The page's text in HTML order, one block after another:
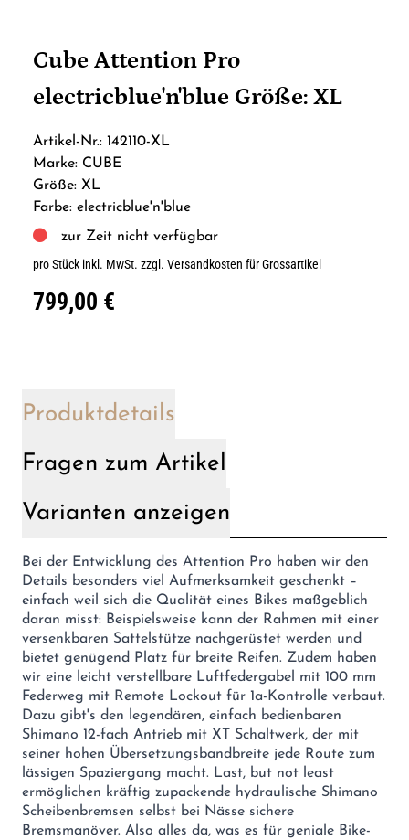
Cube Attention Pro
electricblue'n'blue Größe: XL
Artikel-Nr.: 142110-XL
Marke: CUBE
Größe: XL
Farbe: electricblue'n'blue
zur Zeit nicht verfügbar
pro Stück inkl. MwSt. zzgl. Versandkosten für Grossartikel
799,00 €
Produktdetails
Fragen zum Artikel
Varianten anzeigen
Bei der Entwicklung des Attention Pro haben wir den
Details besonders viel Aufmerksamkeit geschenkt –
einfach weil sich die Qualität eines Bikes maßgeblich
daran misst: Beispielsweise kann der Rahmen mit einer
versenkbaren Sattelstütze nachgerüstet werden und
bietet genügend Platz für breite Reifen. Zudem haben
wir eine leicht verstellbare Luftfedergabel mit 100 mm
Federweg mit Remote Lockout für 1a-Kontrolle verbaut.
Dazu gibt's den legendären, einfach bedienbaren
Shimano 12-fach Antrieb mit XT Schaltwerk, der mit
seiner hohen Übersetzungsbandbreite jede Route zum
lässigen Spaziergang macht. Last, but not least
ermöglichen kräftig zupackende hydraulische Shimano
Scheibenbremsen selbst bei Nässe sichere
Bremsmanöver. Also alles da, was es für geniale Bike-